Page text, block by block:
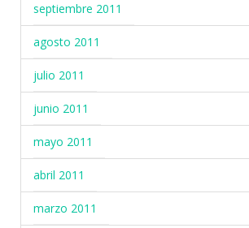
septiembre 2011
agosto 2011
julio 2011
junio 2011
mayo 2011
abril 2011
marzo 2011